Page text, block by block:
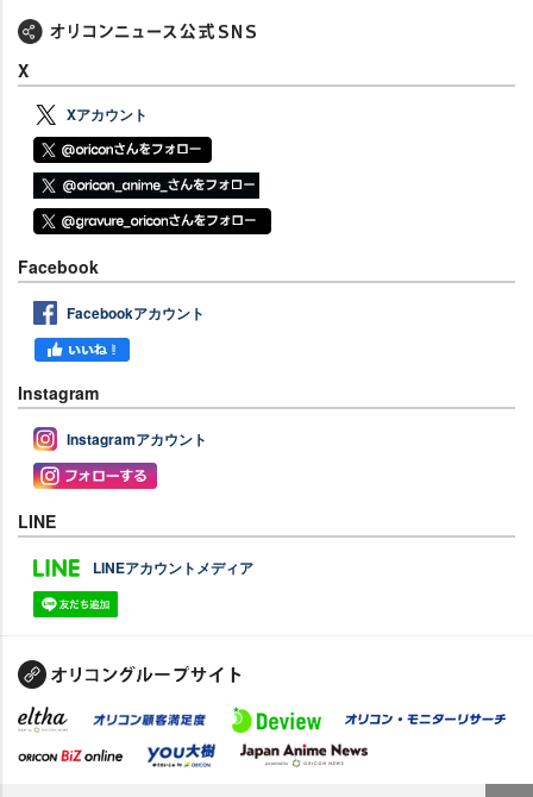
X
Xアカウント
Facebook
Facebookアカウント
Instagram
Instagramアカウント
LINE
LINEアカウントメディア